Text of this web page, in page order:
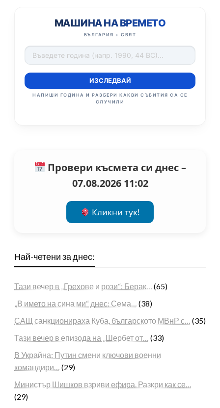
МАШИНА НА ВРЕМЕТО
БЪЛГАРИЯ + СВЯТ
ИЗСЛЕДВАЙ
НАПИШИ ГОДИНА И РАЗБЕРИ КАКВИ СЪБИТИЯ СА СЕ
СЛУЧИЛИ
Провери късмета си днес –
07.08.2026 11:02
Кликни тук!
Най-четени за днес:
Тази вечер в „Грехове и рози“: Берак… (65)
„В името на сина ми“ днес: Сема… (38)
САЩ санкционираха Куба, българското МВнР с… (35)
Тази вечер в епизода на „Шербет от… (33)
В Украйна: Путин смени ключови военни
командири… (29)
Министър Шишков взриви ефира. Разкри как се…
(29)